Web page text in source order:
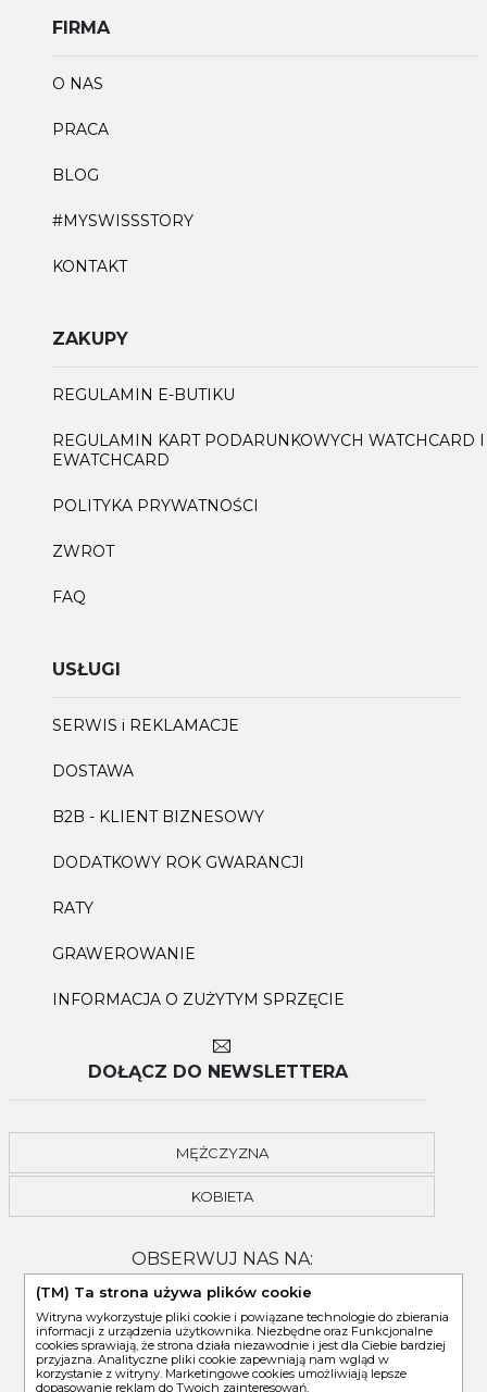
FIRMA
O NAS
PRACA
BLOG
#MYSWISSSTORY
KONTAKT
ZAKUPY
REGULAMIN E-BUTIKU
REGULAMIN KART PODARUNKOWYCH WATCHCARD I
EWATCHCARD
POLITYKA PRYWATNOŚCI
ZWROT
FAQ
USŁUGI
SERWIS i REKLAMACJE
DOSTAWA
B2B - KLIENT BIZNESOWY
DODATKOWY ROK GWARANCJI
RATY
GRAWEROWANIE
INFORMACJA O ZUŻYTYM SPRZĘCIE
DOŁĄCZ DO NEWSLETTERA
MĘŻCZYZNA
KOBIETA
OBSERWUJ NAS NA:
(TM) Ta strona używa plików cookie
Witryna wykorzystuje pliki cookie i powiązane technologie do zbierania
informacji z urządzenia użytkownika. Niezbędne oraz Funkcjonalne
cookies sprawiają, że strona działa niezawodnie i jest dla Ciebie bardziej
przyjazna. Analityczne pliki cookie zapewniają nam wgląd w
korzystanie z witryny. Marketingowe cookies umożliwiają lepsze
dopasowanie reklam do Twoich zainteresowań.